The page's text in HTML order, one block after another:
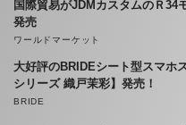
国際貿易がJDMカスタムのＲ34
発売
ワールドマーケット
大好評のBRIDEシート型スマホ
シリーズ 織戸茉彩】発売！
BRIDE